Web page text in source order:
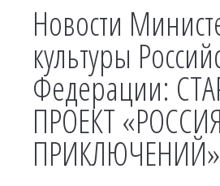
Новости
культуры
Федерации:
ПРОЕКТ
ПРИКЛЮЧЕНИЙ»